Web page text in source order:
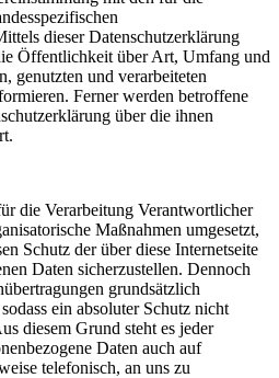
dieser Datenschutzerklärung
Öffentlichkeit über Art, Umfang und
genutzten und verarbeiteten
Ferner werden betroffene
über die ihnen
die Verarbeitung Verantwortlicher
Maßnahmen umgesetzt,
Schutz der über diese Internetseite
Daten sicherzustellen. Dennoch
grundsätzlich
ein absoluter Schutz nicht
diesem Grund steht es jeder
Daten auch auf
telefonisch, an uns zu